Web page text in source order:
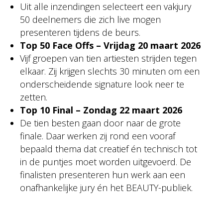
Uit alle inzendingen selecteert een vakjury
50 deelnemers die zich live mogen
presenteren tijdens de beurs.
Top 50 Face Offs – Vrijdag 20 maart 2026
Vijf groepen van tien artiesten strijden tegen
elkaar. Zij krijgen slechts 30 minuten om een
onderscheidende signature look neer te
zetten.
Top 10 Final – Zondag 22 maart 2026
De tien besten gaan door naar de grote
finale. Daar werken zij rond een vooraf
bepaald thema dat creatief én technisch tot
in de puntjes moet worden uitgevoerd. De
finalisten presenteren hun werk aan een
onafhankelijke jury én het BEAUTY-publiek.